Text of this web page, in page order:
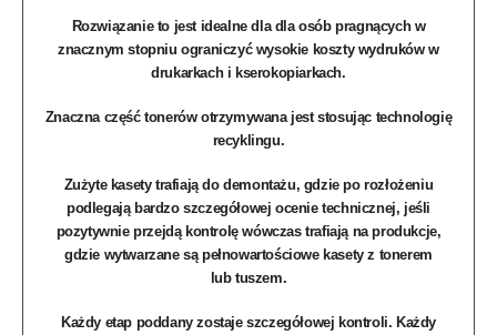
Rozwiązanie to jest idealne dla dla osób pragnących w
znacznym stopniu ograniczyć wysokie koszty wydruków w
drukarkach i kserokopiarkach.
Znaczna częśćtonerówotrzymywana jest stosując technologię
recyklingu.
Zużyte kasety trafiają do demontażu, gdzie po rozłożeniu
podlegają bardzo szczegółowej ocenie technicznej, jeśli
pozytywnie przejdą kontrolę wówczas trafiają na produkcje,
gdzie wytwarzane są pełnowartościowe kasety z tonerem
lubtuszem.
Każdy etap poddany zostaje szczegółowej kontroli. Każdy